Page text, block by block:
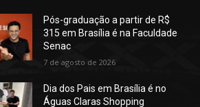
Pós-graduação a partir de R$
315 em Brasília é na Faculdade
Senac
7 de agosto de 2026
Dia dos Pais em Brasília é no
Águas Claras Shopping